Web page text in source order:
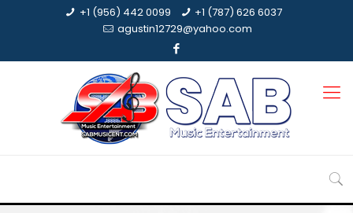
+1 (956) 442 0099
+1 (787) 626 6037
agustin12729@yahoo.com